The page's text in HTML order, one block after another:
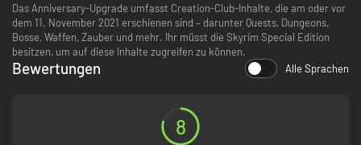
Das Anniversary-Upgrade umfasst Creation-Club-Inhalte, die am oder vor
dem 11. November 2021 erschienen sind – darunter Quests, Dungeons,
Bosse, Waffen, Zauber und mehr. Ihr müsst die Skyrim Special Edition
besitzen, um auf diese Inhalte zugreifen zu können.
Bewertungen Alle Sprachen
8